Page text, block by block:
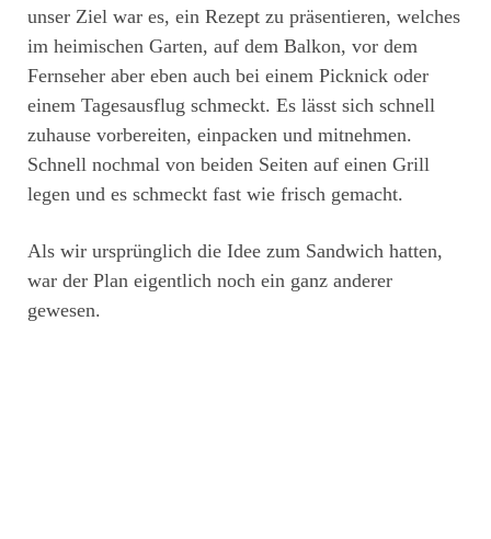
unser Ziel war es, ein Rezept zu präsentieren, welches
im heimischen Garten, auf dem Balkon, vor dem
Fernseher aber eben auch bei einem Picknick oder
einem Tagesausflug schmeckt. Es lässt sich schnell
zuhause vorbereiten, einpacken und mitnehmen.
Schnell nochmal von beiden Seiten auf einen Grill
legen und es schmeckt fast wie frisch gemacht.
Als wir ursprünglich die Idee zum Sandwich hatten,
war der Plan eigentlich noch ein ganz anderer
gewesen.